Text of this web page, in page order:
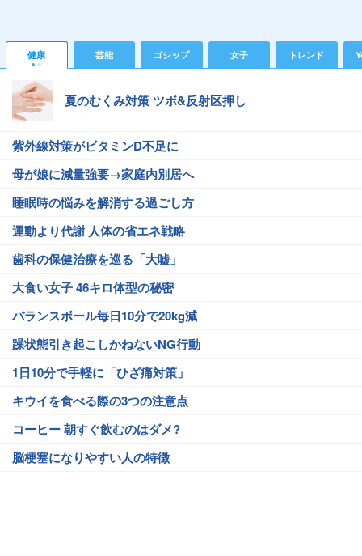
健康 芸能 ゴシップ 女子 トレンド
夏のむくみ対策 ツボ&反射区押し
紫外線対策がビタミンD不足に
母が娘に減量強要→家庭内別居へ
睡眠時の悩みを解消する過ごし方
運動より代謝 人体の省エネ戦略
歯科の保健治療を巡る「大嘘」
大食い女子 46キロ体型の秘密
バランスボール毎日10分で20kg減
躁状態引き起こしかねないNG行動
1日10分で手軽に「ひざ痛対策」
キウイを食べる際の3つの注意点
コーヒー 朝すぐ飲むのはダメ?
脳梗塞になりやすい人の特徴